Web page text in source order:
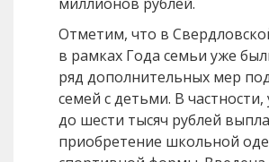
миллионов рублей.
Отметим, что в
в рамках Года семьи уже
ряд дополнительных мер
семей с детьми. В частности,
до шести тысяч рублей
приобретение школьной